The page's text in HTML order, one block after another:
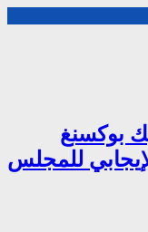
بوكسنغ
للمجلس